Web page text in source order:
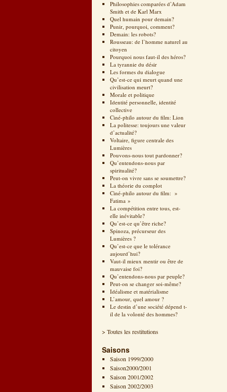
Philosophies comparées d’Adam
Smith et de Karl Marx
Quel humain pour demain?
Punir, pourquoi, comment?
Demain: les robots?
Rousseau: de l’homme naturel au
citoyen
Pourquoi nous faut-il des héros?
La tyrannie du désir
Les formes du dialogue
Qu’est-ce qui meurt quand une
civilisation meurt?
Morale et politique
Identité personnelle, identité
collective
Ciné-philo autour du film: Lion
La politesse: toujours une valeur
d’actualité?
Voltaire, figure centrale des
Lumières
Pouvons-nous tout pardonner?
Qu’entendons-nous par
spiritualité?
Peut-on vivre sans se soumettre?
La théorie du complot
Ciné-philo autour du film: »
Fatima »
La compétition entre tous, est-
elle inévitable?
Qu’est-ce qu’être riche?
Spinoza, précurseur des
Lumières ?
Qu’est-ce que le tolérance
aujourd’hui?
Vaut-il mieux mentir ou être de
mauvaise foi?
Qu’entendons-nous par peuple?
Peut-on se changer soi-même?
Idéalisme et matérialisme
L’amour, quel amour ?
Le destin d’une société dépend t-
il de la volonté des hommes?
> Toutes les restitutions
Saisons
Saison 1999/2000
Saison2000/2001
Saison 2001/2002
Saison 2002/2003